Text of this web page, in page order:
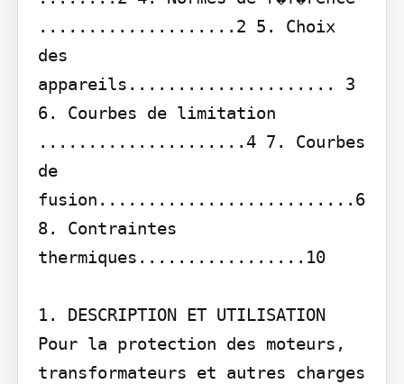
....................2 5. Choix
des
appareils..................... 3
6. Courbes de limitation
.....................4 7. Courbes
de
fusion..........................6
8. Contraintes
thermiques.................10
1. DESCRIPTION ET UTILISATION
Pour la protection des moteurs,
transformateurs et autres charges